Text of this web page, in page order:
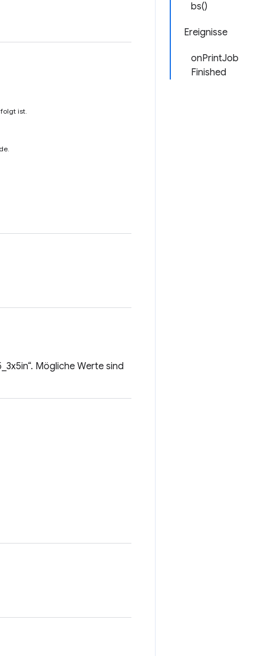
bs()
Ereignisse
onPrintJob
Finished
ist.
Mögliche Werte sind